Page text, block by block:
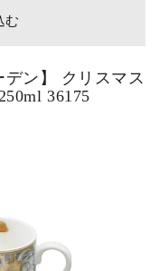
む
デン】 クリスマス
36175